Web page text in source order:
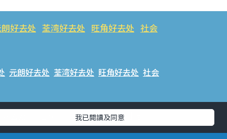
好去处 荃湾好去处 旺角好去处 社会
元朗好去处 荃湾好去处 旺角好去处 社会
#ULifestyle应用程式 #限时抢
我已閱讀及同意